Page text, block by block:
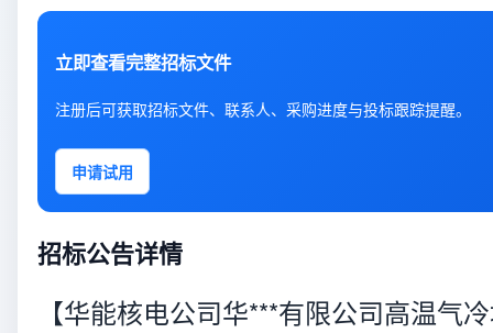
立即查看完整招标文件
注册后可获取招标文件、联系人、采购进度与投标跟踪提醒。
申请试用
招标公告详情
【华能核电公司华***有限公司高温气